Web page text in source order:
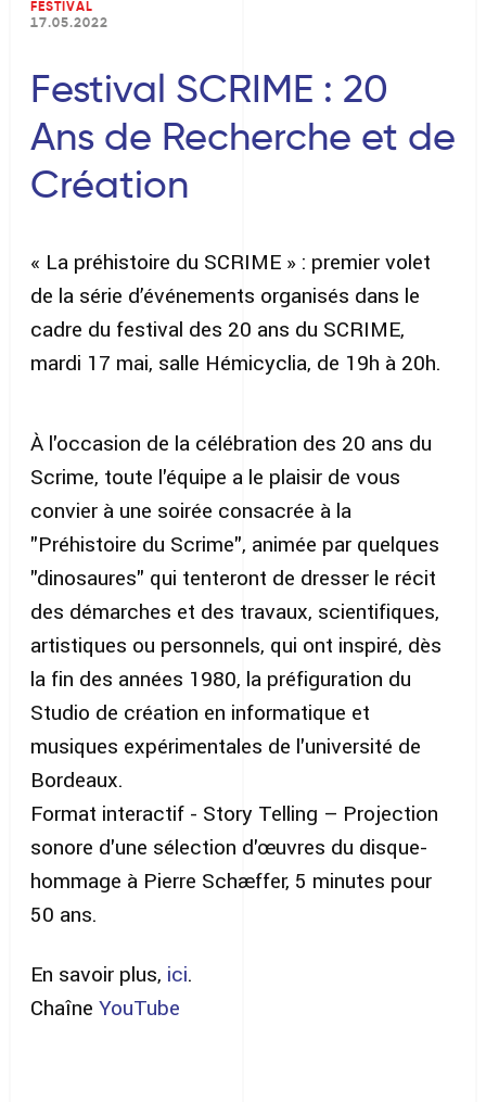
FESTIVAL
17.05.2022
Festival SCRIME : 20
Ans de Recherche et de
Création
« La préhistoire du SCRIME » : premier volet
de la série d’événements organisés dans le
cadre du festival des 20 ans du SCRIME,
mardi 17 mai, salle Hémicyclia, de 19h à 20h.
À l'occasion de la célébration des 20 ans du
Scrime, toute l'équipe a le plaisir de vous
convier à une soirée consacrée à la
"Préhistoire du Scrime", animée par quelques
"dinosaures" qui tenteront de dresser le récit
des démarches et des travaux, scientifiques,
artistiques ou personnels, qui ont inspiré, dès
la fin des années 1980, la préfiguration du
Studio de création en informatique et
musiques expérimentales de l'université de
Bordeaux.
Format interactif - Story Telling – Projection
sonore d'une sélection d'œuvres du disque-
hommage à Pierre Schæffer, 5 minutes pour
50 ans.
En savoir plus, ici.
Chaîne YouTube